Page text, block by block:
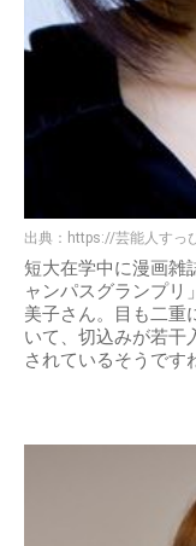
出典： https://芸能人すっ
短大在学中に漫画雑
ャンパスグランプリ
美子さん。目も二重
いて、切込みが若干
されているそうです